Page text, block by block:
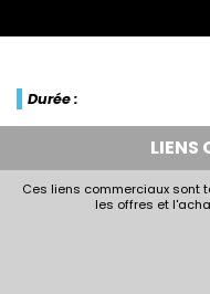
Durée :
LIENS
Ces liens commerciaux sont
les offres et